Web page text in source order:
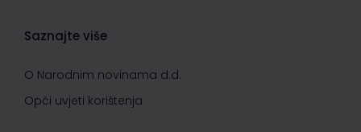
Saznajte više
O Narodnim novinama d.d.
Opći uvjeti korištenja